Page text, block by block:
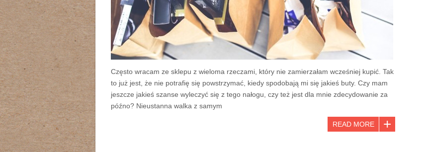
Często wracam ze sklepu z wieloma rzeczami, który nie zamierzałam wcześniej kupić. Tak
to już jest, że nie potrafię się powstrzymać, kiedy spodobają mi się jakieś buty. Czy mam
jeszcze jakieś szanse wyleczyć się z tego nałogu, czy też jest dla mnie zdecydowanie za
późno? Nieustanna walka z samym
READ MORE